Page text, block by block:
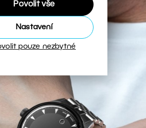
Povolit vše
Nastavení
pouze nezbytné